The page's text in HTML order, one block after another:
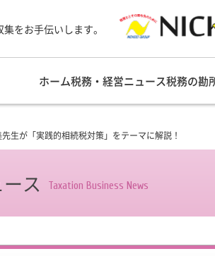
をお手伝いします。
ホーム税務・経営ニュース税務の勘
生が「実践的相続税対策」をテーマに解説！
ス Taxation Business News